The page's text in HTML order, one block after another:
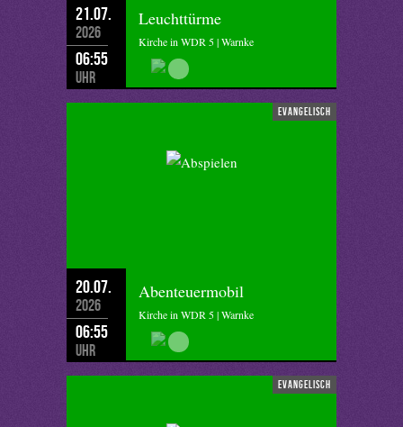
21.07.
2026
06:55
Uhr
Leuchttürme
Kirche in WDR 5 | Warnke
evangelisch
20.07.
2026
06:55
Uhr
Abenteuermobil
Kirche in WDR 5 | Warnke
evangelisch